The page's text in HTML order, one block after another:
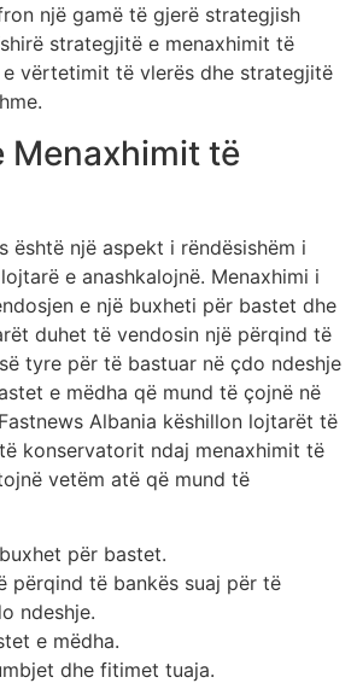
një gamë të gjerë strategjish
strategjitë e menaxhimit të
vërtetimit të vlerës dhe strategjitë
Menaxhimit të
është një aspekt i rëndësishëm i
e anashkalojnë. Menaxhimi i
e një buxheti për bastet dhe
duhet të vendosin një përqind të
tyre për të bastuar në çdo ndeshje
e mëdha që mund të çojnë në
Albania këshillon lojtarët të
konservatorit ndaj menaxhimit të
vetëm atë që mund të
për bastet.
përqind të bankës suaj për të
ndeshje.
e mëdha.
dhe fitimet tuaja.